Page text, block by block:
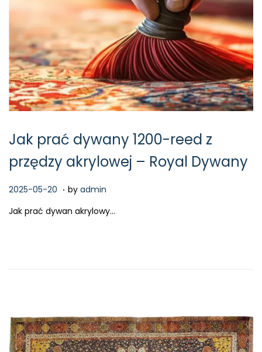
Jak prać dywany 1200-reed z
przędzy akrylowej – Royal Dywany
P
s
2025-05-20 2
2
. by admin
Jak prać dywan akrylowy…